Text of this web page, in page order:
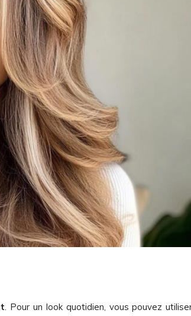
. Pour un look quotidien, vous pouvez